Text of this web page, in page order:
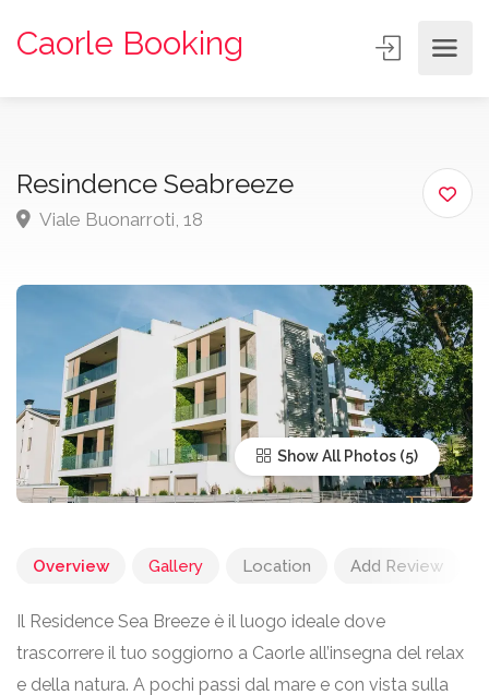
Caorle Booking
Resindence Seabreeze
Viale Buonarroti, 18
Show All Photos
Overview Gallery Location Add Review
Il Residence Sea Breeze è il luogo ideale dove
trascorrere il tuo soggiorno a Caorle all’insegna del relax
e della natura. A pochi passi dal mare e con vista sulla